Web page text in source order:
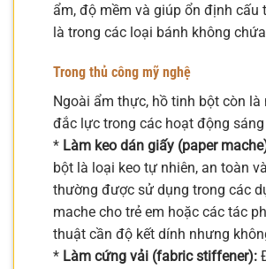
ẩm, độ mềm và giúp ổn định cấu
là trong các loại bánh không
Trong thủ công mỹ nghệ
Ngoài ẩm thực, hồ tinh bột còn là
đắc lực trong các hoạt động
* Làm keo dán giấy (paper
bột là loại keo tự nhiên, an toàn
thường được sử dụng trong các
mache cho trẻ em hoặc các tác
thuật cần độ kết dính nhưng
* Làm cứng vải (fabric stiffener):